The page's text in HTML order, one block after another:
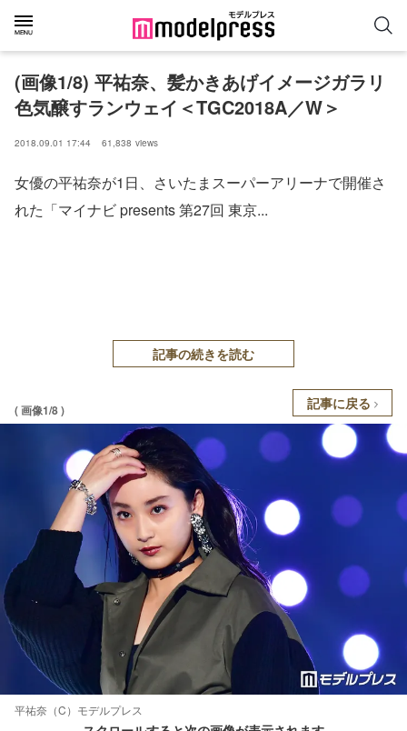
(画像1/8) 平祐奈、髪かきあげイメージガラリ
色気醸すランウェイ＜TGC2018A／W＞
2018.09.01 17:44 61,838 views
女優の平祐奈が1日、さいたまスーパーアリーナで開催さ
れた「マイナビ presents 第27回 東京...
記事の続きを読む
( 画像1/8 ) 記事に戻る
平祐奈（C）モデルプレス